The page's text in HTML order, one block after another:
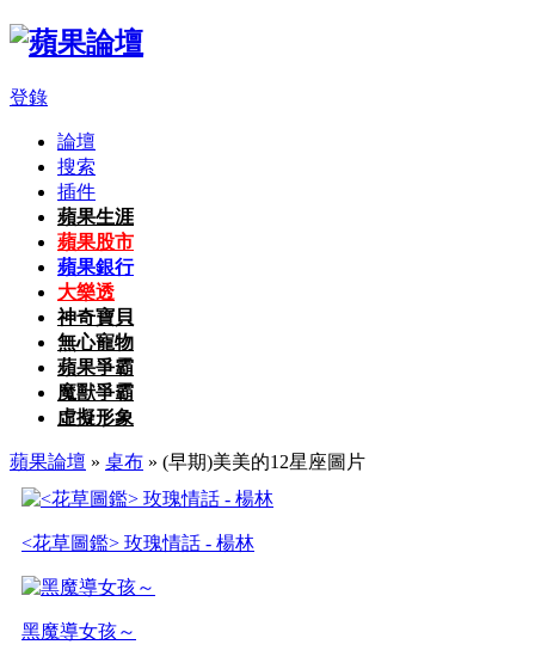
登錄
論壇
搜索
插件
蘋果生涯
蘋果股市
蘋果銀行
大樂透
神奇寶貝
無心寵物
蘋果爭霸
魔獸爭霸
虛擬形象
蘋果論壇 » 桌布 » (早期)美美的12星座圖片
<花草圖鑑> 玫瑰情話 - 楊林
黑魔導女孩～